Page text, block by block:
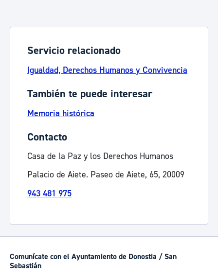
Servicio relacionado
Igualdad, Derechos Humanos y Convivencia
También te puede interesar
Memoria histórica
Contacto
Casa de la Paz y los Derechos Humanos
Palacio de Aiete. Paseo de Aiete, 65, 20009
943 481 975
Comunícate con el Ayuntamiento de Donostia / San
Sebastián